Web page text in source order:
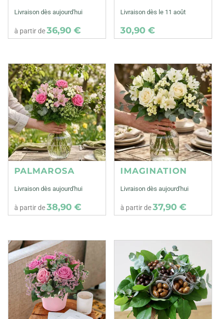
Livraison dès aujourd'hui
à partir de36,90 €
Livraison dès le 11 août
30,90 €
PALMAROSA
Livraison dès aujourd'hui
à partir de38,90 €
IMAGINATION
Livraison dès aujourd'hui
à partir de37,90 €